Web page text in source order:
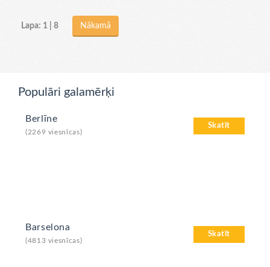
Lapa: 1 | 8 Nākamā
Populāri galamērķi
Skatīt
Berlīne
(2269 viesnīcas)
Skatīt
Barselona
(4813 viesnīcas)